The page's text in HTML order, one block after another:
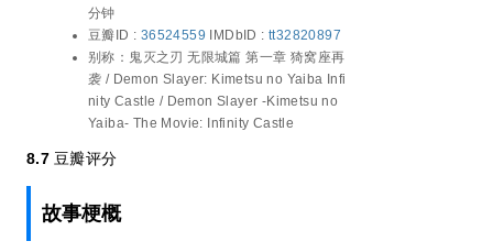
分钟
豆瓣ID : 36524559 IMDbID : tt32820897
别称： 鬼灭之刃 无限城篇 第一章 猗窝座再
袭 / Demon Slayer: Kimetsu no Yaiba Infi
nity Castle / Demon Slayer -Kimetsu no
Yaiba- The Movie: Infinity Castle
8.7豆瓣评分
故事梗概